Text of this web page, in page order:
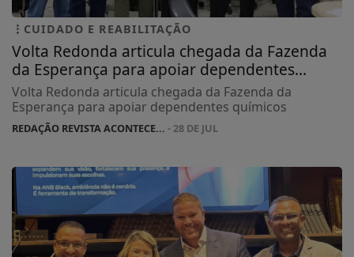
CUIDADO E REABILITAÇÃO
Volta Redonda articula chegada da Fazenda
da Esperança para apoiar dependentes...
Volta Redonda articula chegada da Fazenda da
Esperança para apoiar dependentes químicos
REDAÇÃO REVISTA ACONTECE... - 28 DE JUL